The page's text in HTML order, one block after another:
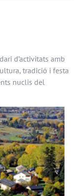
d’activitats amb
tradició i festa
nuclis del